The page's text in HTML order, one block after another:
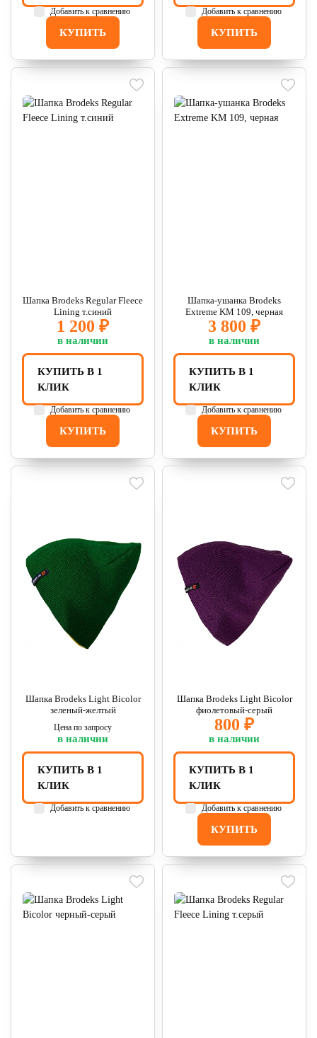
КУПИТЬ
Добавить к сравнению
КУПИТЬ
Добавить к сравнению
Шапка Brodeks Regular Fleece
Lining т.синий
1 200 ₽
в наличии
КУПИТЬ
КУПИТЬ В 1
КЛИК
Добавить к сравнению
Шапка-ушанка Brodeks
Extreme KM 109, черная
3 800 ₽
в наличии
КУПИТЬ
КУПИТЬ В 1
КЛИК
Добавить к сравнению
Шапка Brodeks Light Bicolor
зеленый-желтый
Цена по запросу
в наличии
КУПИТЬ В 1
КЛИК
Добавить к сравнению
Шапка Brodeks Light Bicolor
фиолетовый-серый
800 ₽
в наличии
КУПИТЬ
КУПИТЬ В 1
КЛИК
Добавить к сравнению